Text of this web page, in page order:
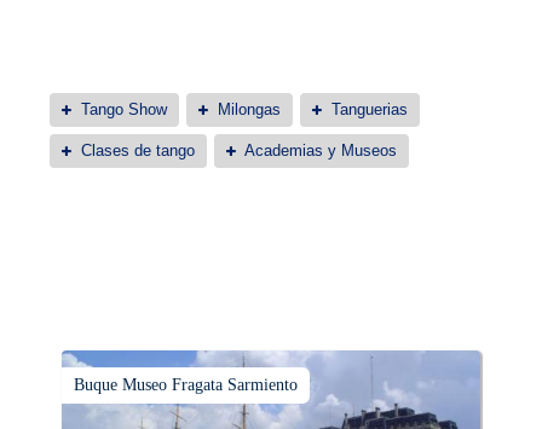
Tango Show Milongas Tanguerias
Clases de tango Academias y Museos
Buque Museo Fragata Sarmiento